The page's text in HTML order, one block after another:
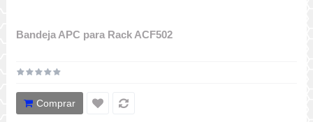
Bandeja APC para Rack ACF502
Comprar